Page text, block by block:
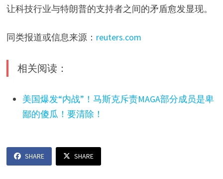
让科技行业与特朗普的支持者之间的矛盾愈发显现。
同类报道或信息来源： reuters.com
相关阅读：
美国爆发“内战”！马斯克斥责MAGA部分成员是卑
鄙的傻瓜！要清除！
SHARE SHARE